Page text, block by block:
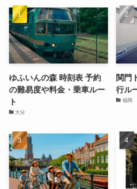
ゆふいんの森 時刻表 予約
の難易度や料金・乗車ルー
ト
大分
関門
行ル
福岡